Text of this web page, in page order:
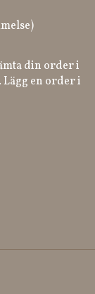
din order i
en order i